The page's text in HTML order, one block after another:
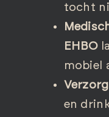
tocht
EHBO
mobiel
en